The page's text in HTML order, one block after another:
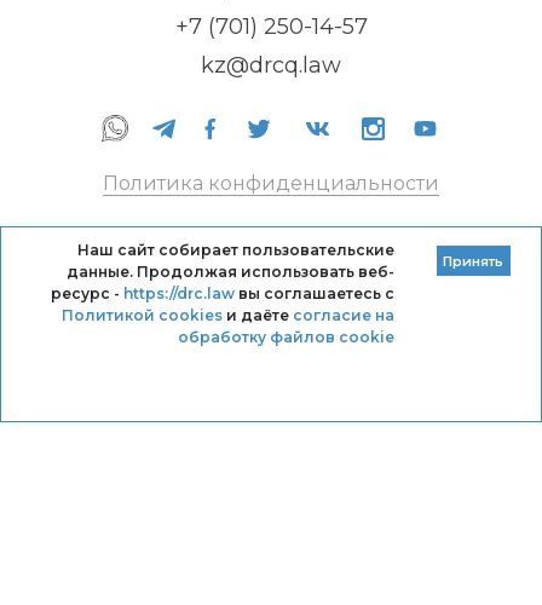
+7 (701) 250-14-57
kz@drcq.law
Политика конфиденциальности
Кодекс профессиональной этики DRC
Правила оказания услуг
Наш сайт собирает пользовательские
данные. Продолжая использовать веб-
ресурс - https://drc.lawвы соглашаетесь с
Политикой cookiesи даёте согласие на
обработку файлов cookie
Принять